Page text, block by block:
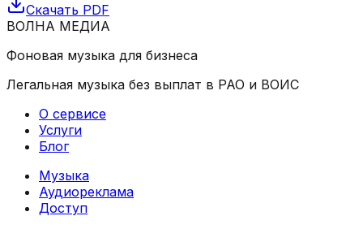
Скачать PDF
ВОЛНА МЕДИА
Фоновая музыка для бизнеса
Легальная музыка без выплат в РАО и ВОИС
О сервисе
Услуги
Блог
Музыка
Аудиореклама
Доступ